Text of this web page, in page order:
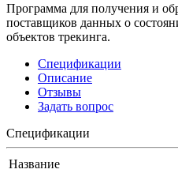
Программа для получения и
поставщиков данных о
объектов трекинга.
Спецификации
Описание
Отзывы
Задать вопрос
Спецификации
Название